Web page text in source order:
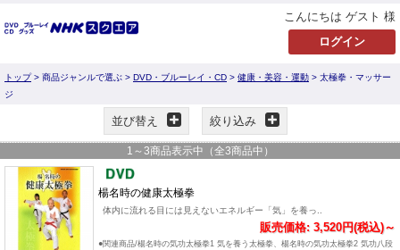
こんにちは ゲスト 様
トップ> 商品ジャンルで選ぶ > DVD・ブルーレイ・CD > 健康・美容・運動 > 太極拳・マッサー
ジ
並び替え 絞り込み
1 ～ 3商品表示中（全3商品中）
楊名時の健康太極拳
体内に流れる目には見えないエネルギー「気」を養っ..
販売価格: 3,520円(税込)～
●関連商品/楊名時の気功太極拳1 気を養う太極拳、楊名時の気功太極拳2 気功八段